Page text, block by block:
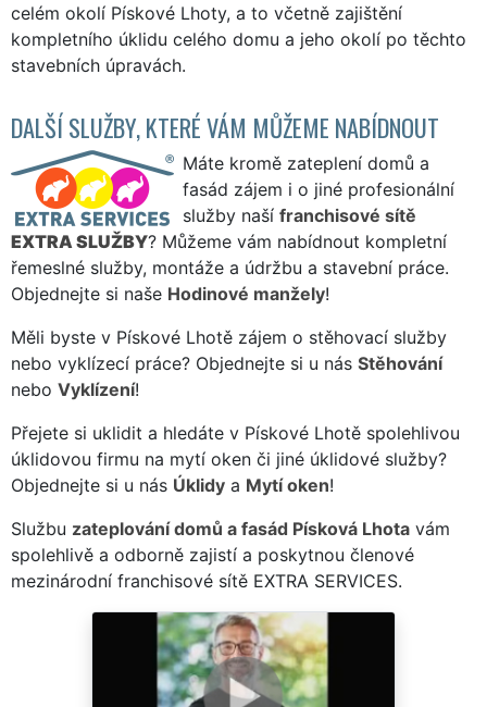
celém okolí Pískové Lhoty, a to včetně zajištění
kompletního úklidu celého domu a jeho okolí po těchto
stavebních úpravách.
DALŠÍ SLUŽBY, KTERÉ VÁM MŮŽEME NABÍDNOUT
Máte kromě zateplení domů a
fasád zájem i o jiné profesionální
služby naší franchisové sítě
EXTRA SLUŽBY? Můžeme vám nabídnout kompletní
řemeslné služby, montáže a údržbu a stavební práce.
Objednejte si naše Hodinové manžely!
Měli byste v Pískové Lhotě zájem o stěhovací služby
nebo vyklízecí práce? Objednejte si u nás Stěhování
nebo Vyklízení!
Přejete si uklidit a hledáte v Pískové Lhotě spolehlivou
úklidovou firmu na mytí oken či jiné úklidové služby?
Objednejte si u nás Úklidy a Mytí oken!
Službu zateplování domů a fasád Písková Lhota vám
spolehlivě a odborně zajistí a poskytnou členové
mezinárodní franchisové sítě EXTRA SERVICES.